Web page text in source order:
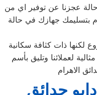
عجزنا عن توفير اي من
بتسليمك جهازك في حالة
لكنها ذات كثافة سكانية
لعملائنا وتليق بأسم
الاهرام
حدائق